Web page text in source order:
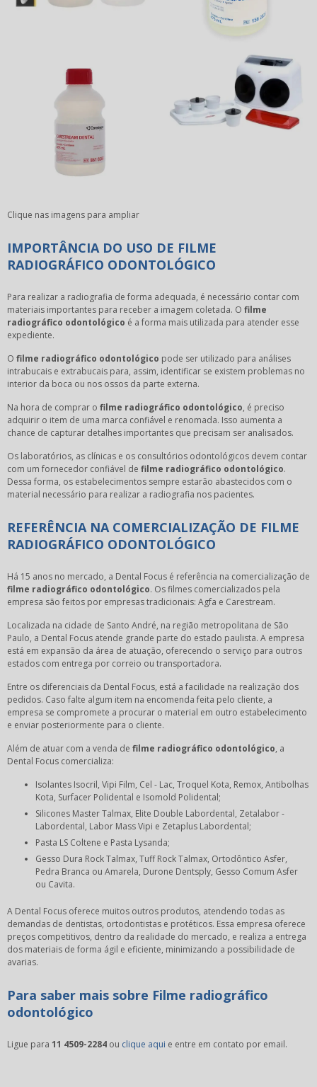
Clique nas imagens para ampliar
IMPORTÂNCIA DO USO DE FILME
RADIOGRÁFICO ODONTOLÓGICO
Para realizar a radiografia de forma adequada, é necessário contar com
materiais importantes para receber a imagem coletada. O filme
radiográfico odontológico é a forma mais utilizada para atender esse
expediente.
O filme radiográfico odontológico pode ser utilizado para análises
intrabucais e extrabucais para, assim, identificar se existem problemas no
interior da boca ou nos ossos da parte externa.
Na hora de comprar o filme radiográfico odontológico, é preciso
adquirir o item de uma marca confiável e renomada. Isso aumenta a
chance de capturar detalhes importantes que precisam ser analisados.
Os laboratórios, as clínicas e os consultórios odontológicos devem contar
com um fornecedor confiável de filme radiográfico odontológico.
Dessa forma, os estabelecimentos sempre estarão abastecidos com o
material necessário para realizar a radiografia nos pacientes.
REFERÊNCIA NA COMERCIALIZAÇÃO DE FILME
RADIOGRÁFICO ODONTOLÓGICO
Há 15 anos no mercado, a Dental Focus é referência na comercialização de
filme radiográfico odontológico. Os filmes comercializados pela
empresa são feitos por empresas tradicionais: Agfa e Carestream.
Localizada na cidade de Santo André, na região metropolitana de São
Paulo, a Dental Focus atende grande parte do estado paulista. A empresa
está em expansão da área de atuação, oferecendo o serviço para outros
estados com entrega por correio ou transportadora.
Entre os diferenciais da Dental Focus, está a facilidade na realização dos
pedidos. Caso falte algum item na encomenda feita pelo cliente, a
empresa se compromete a procurar o material em outro estabelecimento
e enviar posteriormente para o cliente.
Além de atuar com a venda de filme radiográfico odontológico, a
Dental Focus comercializa:
Isolantes Isocril, Vipi Film, Cel - Lac, Troquel Kota, Remox, Antibolhas
Kota, Surfacer Polidental e Isomold Polidental;
Silicones Master Talmax, Elite Double Labordental, Zetalabor -
Labordental, Labor Mass Vipi e Zetaplus Labordental;
Pasta LS Coltene e Pasta Lysanda;
Gesso Dura Rock Talmax, Tuff Rock Talmax, Ortodôntico Asfer,
Pedra Branca ou Amarela, Durone Dentsply, Gesso Comum Asfer
ou Cavita.
A Dental Focus oferece muitos outros produtos, atendendo todas as
demandas de dentistas, ortodontistas e protéticos. Essa empresa oferece
preços competitivos, dentro da realidade do mercado, e realiza a entrega
dos materiais de forma ágil e eficiente, minimizando a possibilidade de
avarias.
Para saber mais sobre Filme radiográfico
odontológico
Ligue para 11 4509-2284 ou clique aqui e entre em contato por email.